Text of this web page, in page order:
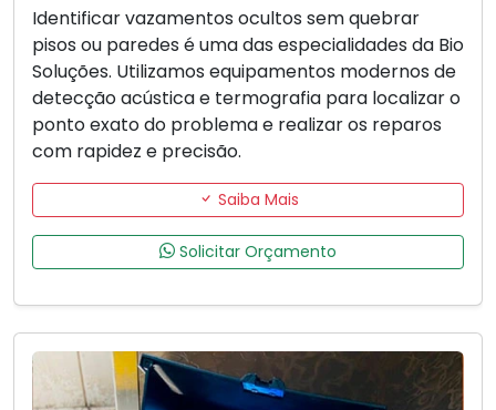
Identificar vazamentos ocultos sem quebrar
pisos ou paredes é uma das especialidades da Bio
Soluções. Utilizamos equipamentos modernos de
detecção acústica e termografia para localizar o
ponto exato do problema e realizar os reparos
com rapidez e precisão.
Saiba Mais
Solicitar Orçamento